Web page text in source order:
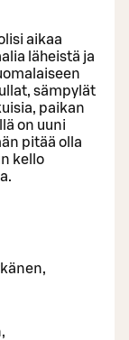
aikaa
läheistä ja
sämpylät
paikan
on uuni
pitää olla
kello